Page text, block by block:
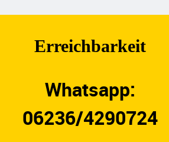
Erreichbarkeit
Whatsapp:
06236/4290724